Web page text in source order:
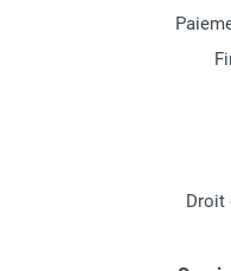
Droit